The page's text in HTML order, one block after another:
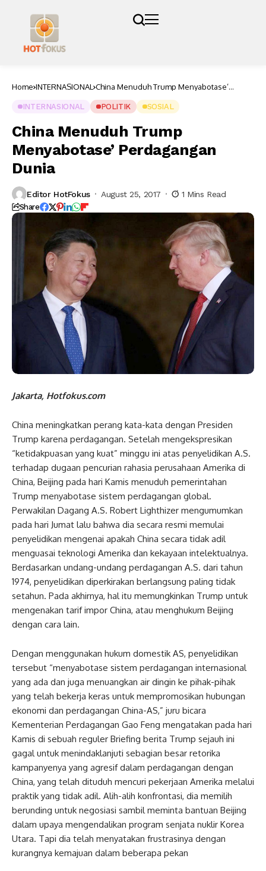
Home INTERNASIONAL China Menuduh Trump Menyabotase’
INTERNASIONAL POLITIK SOSIAL
China Menuduh Trump
Menyabotase’ Perdagangan
Dunia
Editor HotFokus August 25, 2017 1 Mins Read
Share
Jakarta, Hotfokus.com
China meningkatkan perang kata-kata dengan Presiden
Trump karena perdagangan. Setelah mengekspresikan
“ketidakpuasan yang kuat” minggu ini atas penyelidikan A.S.
terhadap dugaan pencurian rahasia perusahaan Amerika di
China, Beijing pada hari Kamis menuduh pemerintahan
Trump menyabotase sistem perdagangan global.
Perwakilan Dagang A.S. Robert Lighthizer mengumumkan
pada hari Jumat lalu bahwa dia secara resmi memulai
penyelidikan mengenai apakah China secara tidak adil
menguasai teknologi Amerika dan kekayaan intelektualnya.
Berdasarkan undang-undang perdagangan A.S. dari tahun
1974, penyelidikan diperkirakan berlangsung paling tidak
setahun. Pada akhirnya, hal itu memungkinkan Trump untuk
mengenakan tarif impor China, atau menghukum Beijing
dengan cara lain.
Dengan menggunakan hukum domestik AS, penyelidikan
tersebut “menyabotase sistem perdagangan internasional
yang ada dan juga menuangkan air dingin ke pihak-pihak
yang telah bekerja keras untuk mempromosikan hubungan
ekonomi dan perdagangan China-AS,” juru bicara
Kementerian Perdagangan Gao Feng mengatakan pada hari
Kamis di sebuah reguler Briefing berita Trump sejauh ini
gagal untuk menindaklanjuti sebagian besar retorika
kampanyenya yang agresif dalam perdagangan dengan
China, yang telah dituduh mencuri pekerjaan Amerika melalui
praktik yang tidak adil. Alih-alih konfrontasi, dia memilih
berunding untuk negosiasi sambil meminta bantuan Beijing
dalam upaya mengendalikan program senjata nuklir Korea
Utara. Tapi dia telah menyatakan frustrasinya dengan
kurangnya kemajuan dalam beberapa pekan